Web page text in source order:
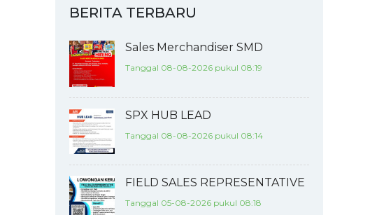
BERITA TERBARU
Sales Merchandiser SMD
Tanggal 08-08-2026 pukul 08:19
SPX HUB LEAD
Tanggal 08-08-2026 pukul 08:14
FIELD SALES REPRESENTATIVE
Tanggal 05-08-2026 pukul 08:18